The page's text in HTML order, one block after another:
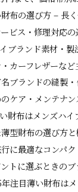
布の選び方 – 長
ビス・修理対応
ブランド素材・製
カーフレザーな
ブランドの縫製
ケア・メンテナ
財布はメンズハ
型財布の選び方
に最適なコンパ
トに選ぶときの
注目薄い財布は